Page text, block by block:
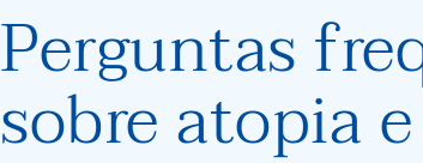
Perguntas
sobre atopia